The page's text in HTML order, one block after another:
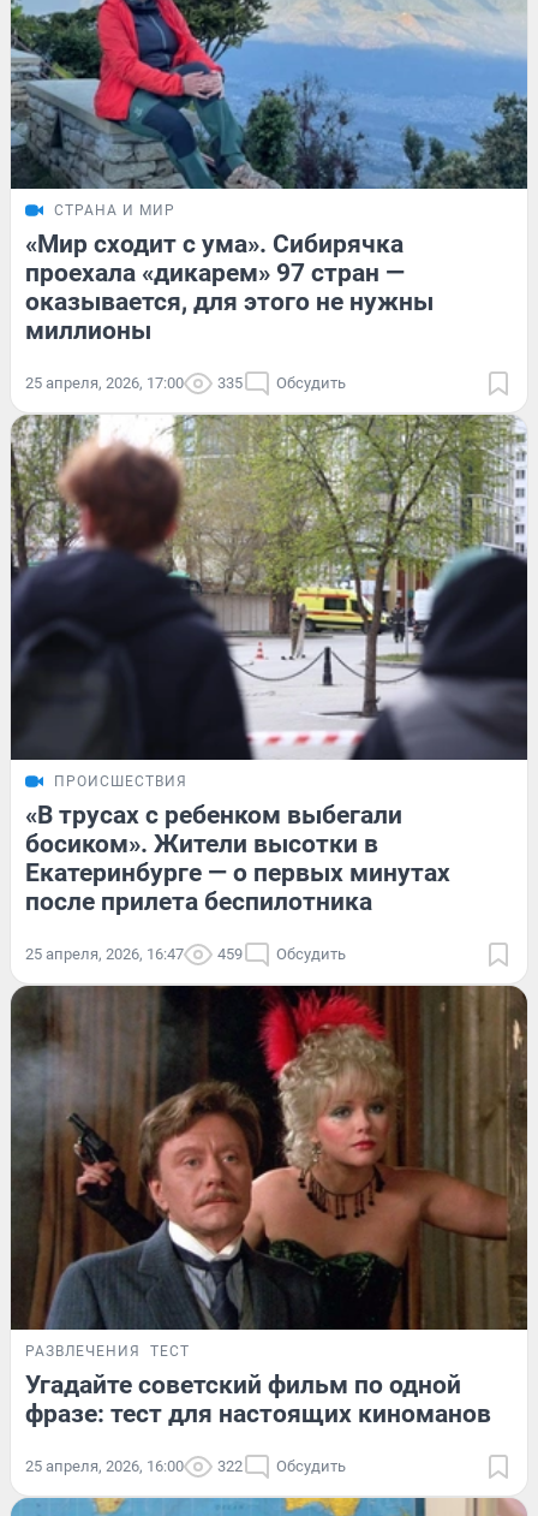
СТРАНА И МИР
«Мир сходит с ума». Сибирячка
проехала «дикарем» 97 стран —
оказывается, для этого не нужны
миллионы
25 апреля, 2026, 17:00 335 Обсудить
ПРОИСШЕСТВИЯ
«В трусах с ребенком выбегали
босиком». Жители высотки в
Екатеринбурге — о первых минутах
после прилета беспилотника
25 апреля, 2026, 16:47 459 Обсудить
РАЗВЛЕЧЕНИЯ ТЕСТ
Угадайте советский фильм по одной
фразе: тест для настоящих киноманов
25 апреля, 2026, 16:00 322 Обсудить